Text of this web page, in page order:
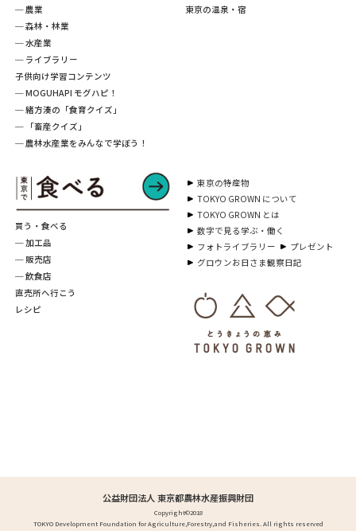
─ 農業
─ 森林・林業
─ 水産業
─ ライブラリー
子供向け学習コンテンツ
─ MOGUHAPI モグハピ！
─ 緒方湊の「食育クイズ」
─ 「畜産クイズ」
─ 農林水産業をみんなで学ぼう！
買う・食べる
─ 加工品
─ 販売店
─ 飲食店
直売所へ行こう
レシピ
東京の温泉・宿
東京の特産物
TOKYO GROWN について
TOKYO GROWN とは
数字で見る学ぶ・働く
フォトライブラリー
プレゼント
グロウンお日さま観察日記
公益財団法人 東京都農林水産振興財団
Copyright©2018
TOKYO Development Foundation for Agriculture,Forestry,and Fisheries. All rights reserved